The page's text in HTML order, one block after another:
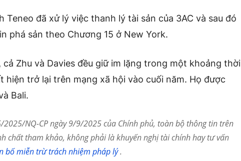
Teneo đã xử lý việc thanh lý tài sản của 3AC và sau đó
phá sản theo Chương 15 ở New York.
cả Zhu và Davies đều giữ im lặng trong một khoảng thời
hiện trở lại trên mạng xã hội vào cuối năm. Họ được
Bali.
2025/NQ-CP ngày 9/9/2025 của Chính phủ, toàn bộ thông tin trên
chất tham khảo, không phải là khuyến nghị tài chính hay tư vấn
bố miễn trừ trách nhiệm pháp lý.